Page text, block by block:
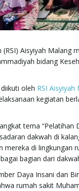
(RSI) Aisyiyah Malang
bidang
oleh RSI Aisyiyah
kegiatan
tema “Pelatihan
dakwah di
mereka di lingkungan
bagian dari
Daya Insani dan
rumah sakit